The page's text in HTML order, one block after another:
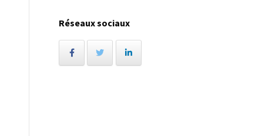
Réseaux sociaux